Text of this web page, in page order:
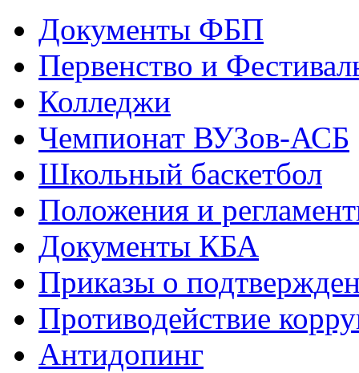
Документы ФБП
Первенство и
Колледжи
Чемпионат ВУЗов-АСБ
Школьный баскетбол
Положения и
Документы КБА
Приказы о
Противодействие
Антидопинг